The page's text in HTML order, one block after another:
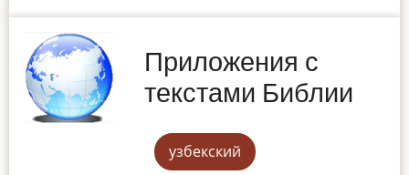
Приложения с
текстами Библии
узбекский